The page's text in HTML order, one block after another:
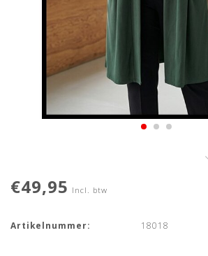
€49,95 Incl. btw
Artikelnummer: 18018